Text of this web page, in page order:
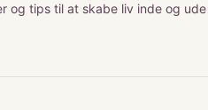
og tips til at skabe liv inde og ude